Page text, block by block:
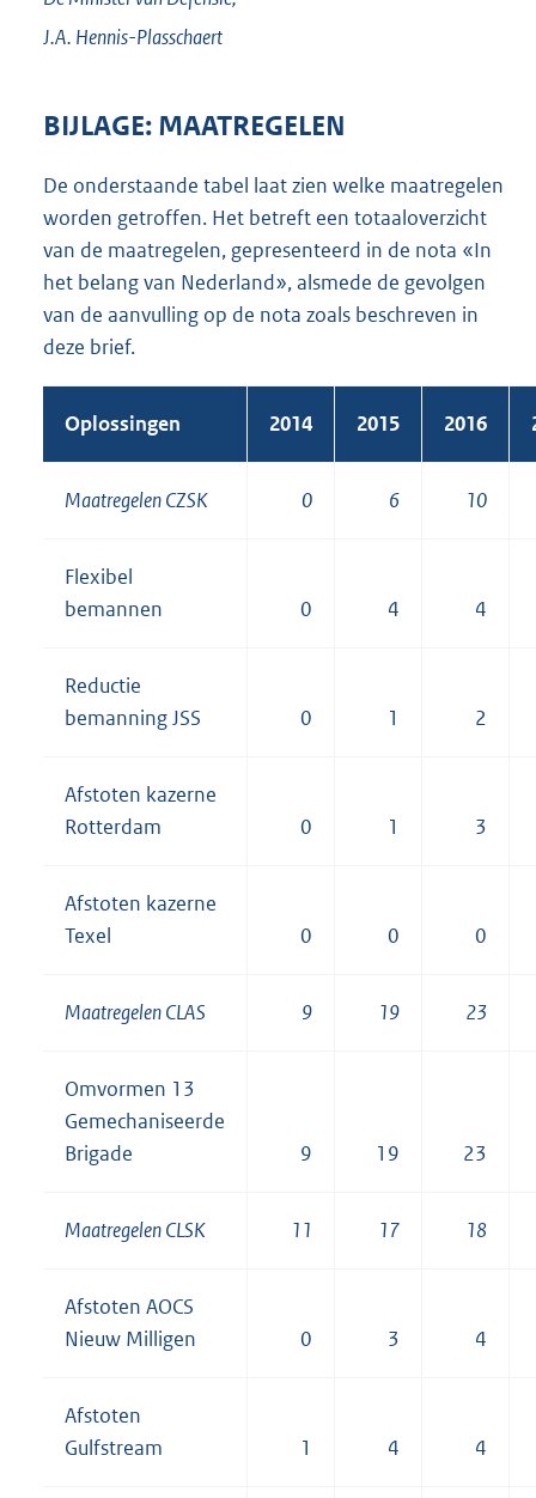
J.A. Hennis-Plasschaert
BIJLAGE: MAATREGELEN
De onderstaande tabel laat zien welke maatregelen
worden getroffen. Het betreft een totaaloverzicht
van de maatregelen, gepresenteerd in de nota «In
het belang van Nederland», alsmede de gevolgen
van de aanvulling op de nota zoals beschreven in
deze brief.
Oplossingen 2014 2015 2016
Maatregelen CZSK 0 6 10
Flexibel
bemannen
0 4 4
Reductie
bemanning JSS
0 1 2
Afstoten kazerne
Rotterdam
0 1 3
Afstoten kazerne
Texel
0 0 0
Maatregelen CLAS 9 19 23
Omvormen 13
Gemechaniseerde
Brigade
9 19 23
Maatregelen CLSK 11 17 18
Afstoten AOCS
Nieuw Milligen
0 3 4
Afstoten
Gulfstream
1 4 4